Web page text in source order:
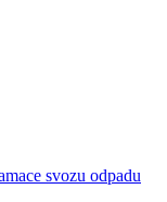
svozu odpadu